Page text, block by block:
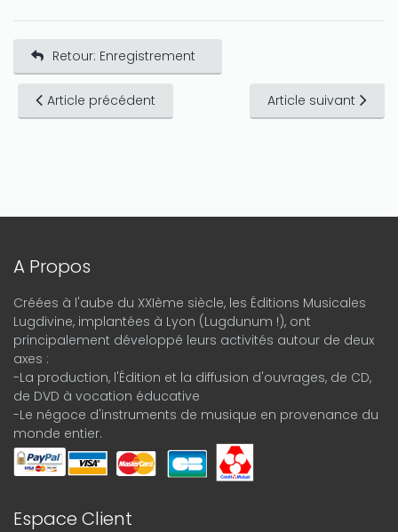
Retour: Enregistrement
Article précédent Article suivant
A Propos
Créées à l'aube du XXIème siècle, les Éditions Musicales
Lugdivine, implantées à Lyon (Lugdunum !), ont
principalement développé leurs activités autour de deux
axes :
-La production, l'Édition et la diffusion d'ouvrages, de CD,
de DVD à vocation éducative
-Le négoce d'instruments de musique en provenance du
monde entier.
Espace Client